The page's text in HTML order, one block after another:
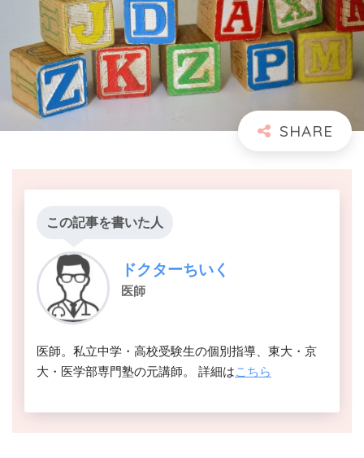
この記事を書いた人
ドクターちいく
医師
医師。私立中学・高校受験生の個別指導、東大・京
大・医学部専門塾の元講師。 詳細はこちら